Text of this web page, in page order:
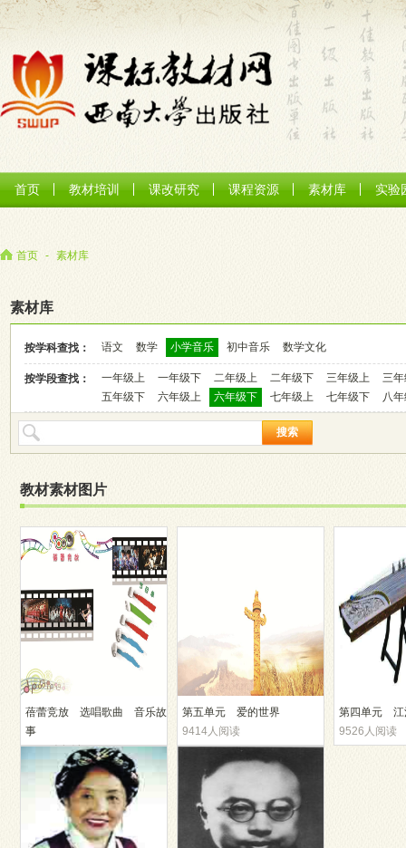
首页 教材培训 课改研究 课程资源 素材库 实验
首页 - 素材库
素材库
按学科查找： 语文 数学 小学音乐 初中音乐 数学文化
按学段查找： 一年级上 一年级下 二年级上 二年级下 三年级上
三
五年级下
六年级上 六年级下 七年级上 七年级下 八
搜索
教材素材图片
蓓蕾竞放 选唱歌曲 音乐故
事
9435人阅读
第五单元 爱的世界
9414人阅读
第四单元 江
9526人阅读